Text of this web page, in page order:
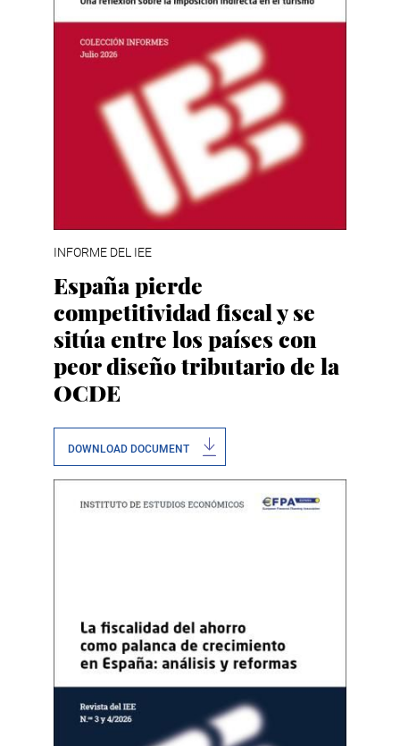
INFORME DEL IEE
España pierde
competitividad fiscal y se
sitúa entre los países con
peor diseño tributario de la
OCDE
DOWNLOAD DOCUMENT